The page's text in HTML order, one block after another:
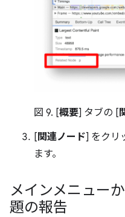
図 9. [概要] タブの [
[ 関連ノード] をクリ
ます。
メインメニュー
題の報告